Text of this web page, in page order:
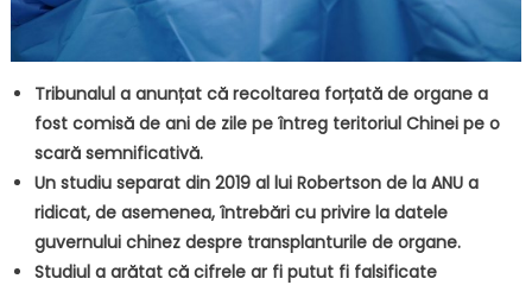
Tribunalul a anunțat că recoltarea forțată de organe a
fost comisă de ani de zile pe întreg teritoriul Chinei pe o
scară semnificativă.
Un studiu separat din 2019 al lui Robertson de la ANU a
ridicat, de asemenea, întrebări cu privire la datele
guvernului chinez despre transplanturile de organe.
Studiul a arătat că cifrele ar fi putut fi falsificate